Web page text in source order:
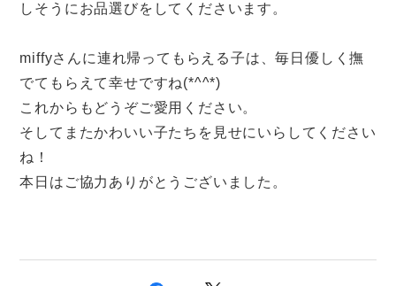
しそうにお品選びをしてくださいます。
miffyさんに連れ帰ってもらえる子は、毎日優しく撫
でてもらえて幸せですね(*^^*)
これからもどうぞご愛用ください。
そしてまたかわいい子たちを見せにいらしてください
ね！
本日はご協力ありがとうございました。